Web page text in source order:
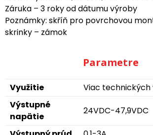
Záruka – 3 roky od dátumu výroby
Poznámky: skříň pro povrchovou
skrinky – zámok
Parametre
Využitie
Viac technických
Výstupné
napätie
24VDC-47,9VDC